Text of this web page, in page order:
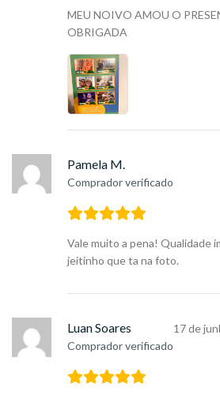
MEU NOIVO AMOU O
OBRIGADA
Pamela M.
Comprador verificado
Vale muito a pena! Qualidade
jeitinho que ta na foto.
Luan Soares
Comprador verificado
17 de